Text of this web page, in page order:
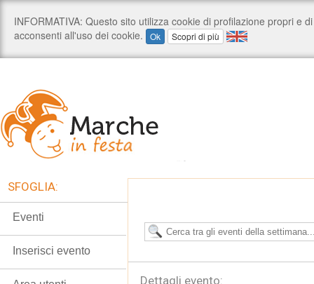
Dettagli evento:
SFOGLIA:
Eventi
Inserisci evento